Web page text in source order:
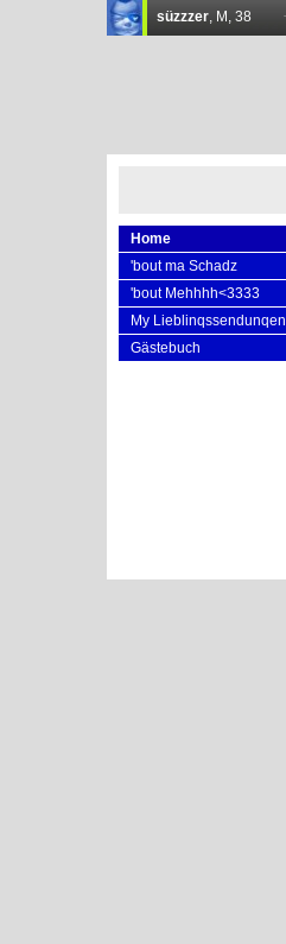
Home
'bout ma Schadz
'bout Mehhhh<3333
My Lieblinqssendunqen
Gästebuch